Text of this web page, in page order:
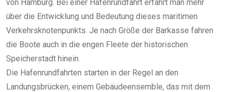
von Hamburg. Bei einer Hafenrundfahrt erfährt man mehr
über die Entwicklung und Bedeutung dieses maritimen
Verkehrsknotenpunkts. Je nach Größe der Barkasse fahren
die Boote auch in die engen Fleete der historischen
Speicherstadt hinein.
Die Hafenrundfahrten starten in der Regel an den
Landungsbrücken, einem Gebäudeensemble, das mit dem